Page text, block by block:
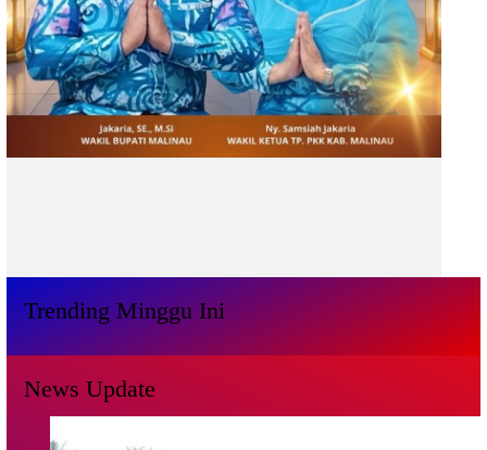
Trending Minggu Ini
News Update